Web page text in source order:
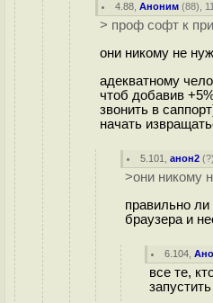
4.88 ,Аноним (88),
> проф софт к
они никому не
адекватному
чтоб добавив
звонить в
начать
5.101 ,анон2 (?
>они никому
правильно ли
браузера и
6.104 ,
все те,